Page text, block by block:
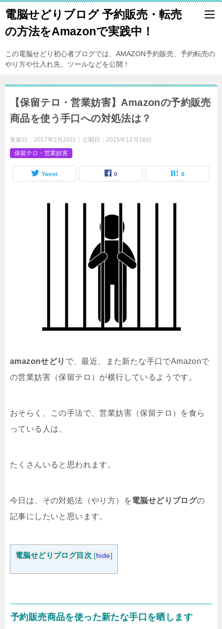
電脳せどりブログ 予約販売・転売
の方法をAmazonで実践中！
この電脳せどり初心者ブログでは、AMAZON予約販売、予約転売の
やり方や仕入れ先、ツールなどを公開！
【保留テロ・営業妨害】Amazonの予約販売
商品を使う手口への対処法は？
更新日： 2017年2月20日 公開日： 2015年12月18日
保留テロ・営業妨害
Tweet 0 0
amazonせどり で、最近、また新たな手口でAmazonで
の営業妨害（保留テロ）が横行しているようです。
おそらく、この手法で、営業妨害（保留テロ）を食ら
っている人は、
たくさんいると思われます。
今日は、その対処法（やり方）を電脳せどりブログの
記事にしたいと思います。
電脳せどりブログ目次 [ hide]
予約販売商品を使った新たな手口を晒します